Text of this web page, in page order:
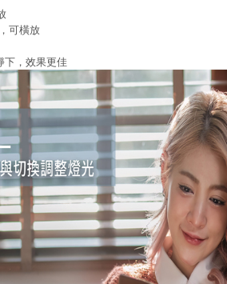
可橫放
下，效果更佳